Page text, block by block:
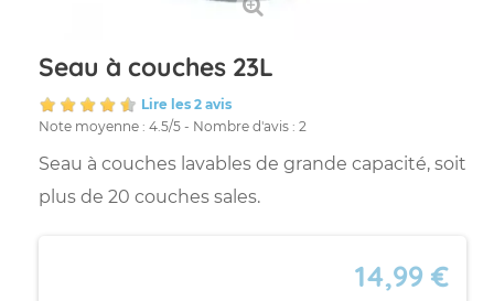
Seau à couches 23L
Lire les 2 avis
Note moyenne : 4.5/5 - Nombre d'avis : 2
Seau à couches lavables de grande capacité, soit
plus de 20 couches sales.
14,99 €